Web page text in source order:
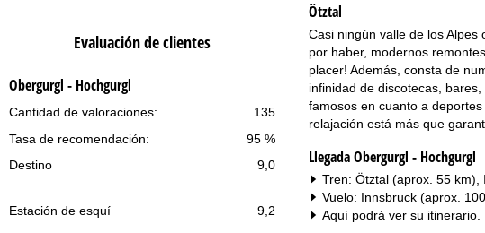
Evaluación de clientes
Obergurgl - Hochgurgl
135
Cantidad de valoraciones:
95 %
Tasa de recomendación:
Destino
9,0
Estación de esquí 9,2
n
c
i
a
l
Ötztal
Casi ningún valle de los
por haber, modernos
placer! Además, consta de
infinidad de discotecas,
famosos en cuanto a
relajación está más que
Llegada Obergurgl - Hochgurgl
Tren: Ötztal (aprox. 55
Vuelo: Innsbruck (aprox.
Aquí podrá ver su itinerario.